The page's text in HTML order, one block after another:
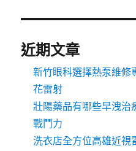
近期文章
新竹眼科選擇熱泵維修
花雷射
壯陽藥品有哪些早洩治
戰鬥力
洗衣店全方位高雄近視